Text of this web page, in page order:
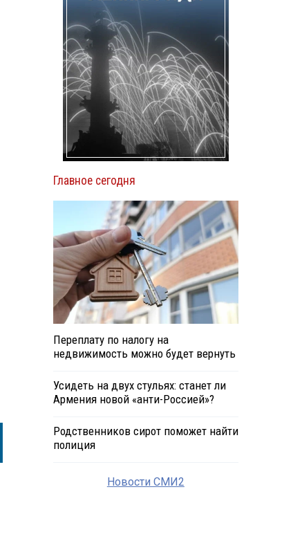
Главное сегодня
Переплату по налогу на
недвижимость можно будет вернуть
Усидеть на двух стульях: станет ли
Армения новой «анти-Россией»?
Родственников сирот поможет найти
полиция
Новости СМИ2